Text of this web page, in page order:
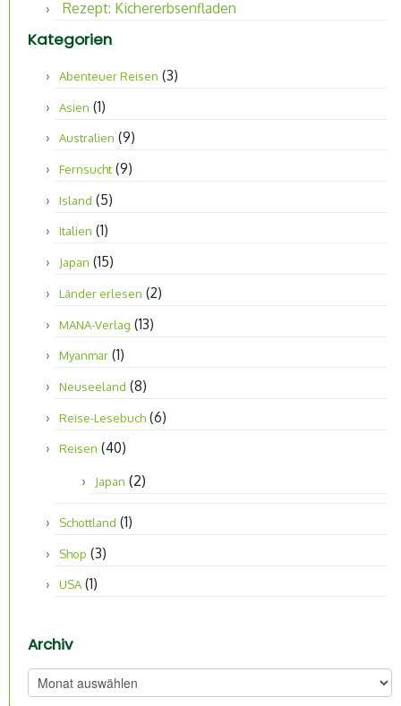
Rezept: Kichererbsenfladen
Kategorien
Abenteuer Reisen (3)
Asien (1)
Australien (9)
Fernsucht (9)
Island (5)
Italien (1)
Japan (15)
Länder erlesen (2)
MANA-Verlag (13)
Myanmar (1)
Neuseeland (8)
Reise-Lesebuch (6)
Reisen (40)
Japan (2)
Schottland (1)
Shop (3)
USA (1)
Archiv
Archiv